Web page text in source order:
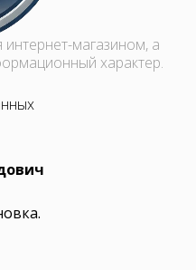
магазином, а
характер.